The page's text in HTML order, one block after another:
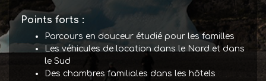
Points forts :
Parcours en douceur étudié pour les familles
Les véhicules de location dans le Nord et dans
le Sud
Des chambres familiales dans les hôtels